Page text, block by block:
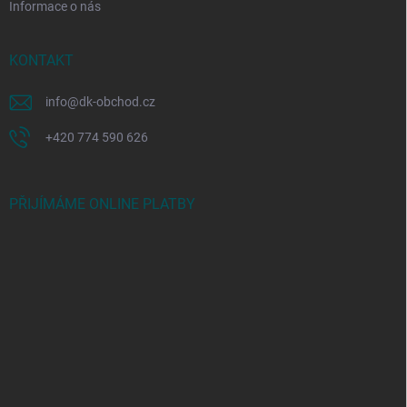
Informace o nás
KONTAKT
info@dk-obchod.cz
+420 774 590 626
PŘIJÍMÁME ONLINE PLATBY